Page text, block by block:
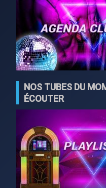
NOS TUBES DU
ÉCOUTER